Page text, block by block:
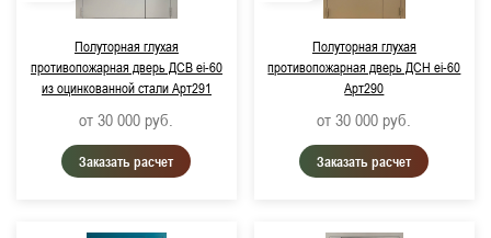
Полуторная глухая
противопожарная дверь ДСВ ei-60
из оцинкованной стали Арт291
от 30 000 руб.
Заказать расчет
Полуторная глухая
противопожарная дверь ДСН ei-60
Арт290
от 30 000 руб.
Заказать расчет